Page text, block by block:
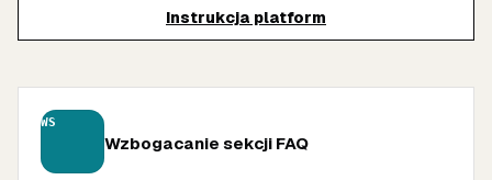
Instrukcja platform
WS
Wzbogacanie sekcji FAQ